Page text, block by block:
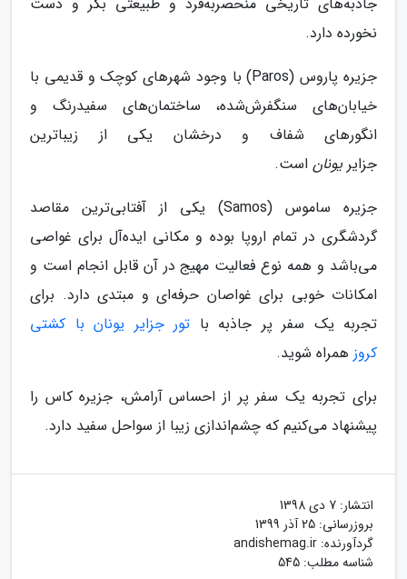
نخورده دارد.
جزیره پاروس (Paros) با وجود شهرهای کوچک و قدیمی با
خیابان‌های سنگفرش‌شده، ساختمان‌های سفیدرنگ و
انگورهای شفاف و درخشان یکی از زیباترین
جزایر یونان است.
جزیره ساموس (Samos) یکی از آفتابی‌ترین مقاصد
گردشگری در تمام اروپا بوده و مکانی ایده‌آل برای غواصی
می‌باشد و همه نوع فعالیت‌ مهیج در آن قابل انجام است و
امکانات خوبی برای غواصان حرفه‌ای و مبتدی دارد. برای
تجربه یک سفر پر جاذبه با تور جزایر یونان با کشتی
کروز همراه شوید.
برای تجربه یک سفر پر از احساس آرامش، جزیره کاس را
پیشنهاد می‌کنیم که چشم‌اندازی زیبا از سواحل سفید دارد.
انتشار: 7 دی 1398
بروزرسانی: 25 آذر 1399
گردآورنده: andishemag.ir
شناسه مطلب: 545